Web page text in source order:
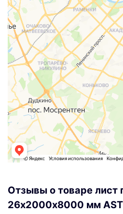
Отзывы о товаре лист
26х2000х8000 мм